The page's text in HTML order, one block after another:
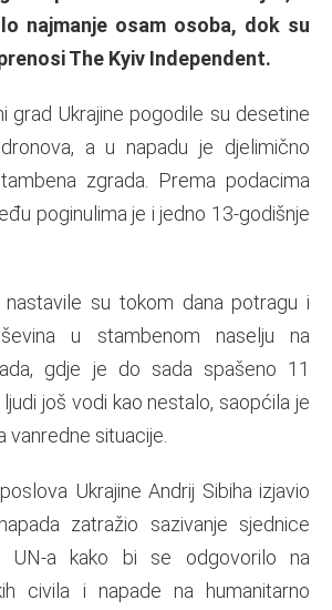
najmanje osam osoba, dok su
The Kyiv Independent.
grad Ukrajine pogodile su desetine
a u napadu je djelimično
zgrada. Prema podacima
poginulima je i jedno 13-godišnje
nastavile su tokom dana potragu i
u stambenom naselju na
gdje je do sada spašeno 11
još vodi kao nestalo, saopćila je
vanredne situacije.
Ukrajine Andrij Sibiha izjavio
zatražio sazivanje sjednice
UN-a kako bi se odgovorilo na
civila i napade na humanitarno